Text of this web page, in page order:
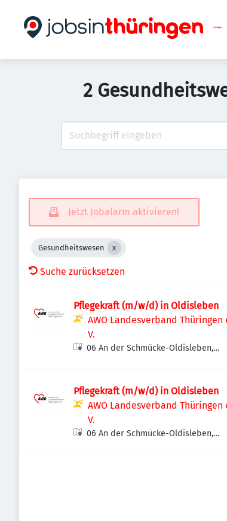
2
Jetzt Jobalarm aktivieren!
Gesundheitswesen
Suche zurücksetzen
Pflegekraft (m/w/d) in Oldisleben
AWO Landesverband Thüringen
V.
06 An der Schmücke-Oldisleben,
Pflegekraft (m/w/d) in Oldisleben
AWO Landesverband Thüringen
V.
06 An der Schmücke-Oldisleben,